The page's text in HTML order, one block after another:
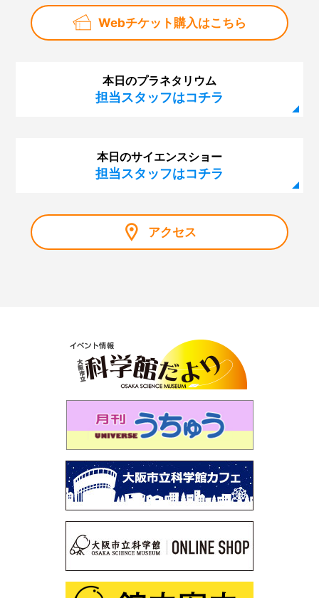
Webチケット購入はこちら
本日のプラネタリウム
担当スタッフはコチラ
本日のサイエンスショー
担当スタッフはコチラ
アクセス